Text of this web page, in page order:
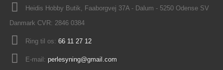
Heidis Hobby Butik, Faaborgvej 37A - Dalum - 5250 Odense SV
Danmark CVR: 2846 0384
Ring til os: 66 11 27 12
E-mail: perlesyning@gmail.com